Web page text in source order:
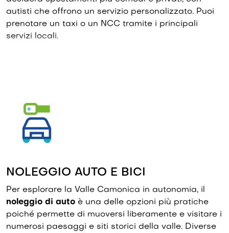
autisti che offrono un servizio personalizzato. Puoi
prenotare un taxi o un NCC tramite i principali
servizi locali.
NOLEGGIO AUTO E BICI
Per esplorare la Valle Camonica in autonomia, il
noleggio di auto è una delle opzioni più pratiche
poiché permette di muoversi liberamente e visitare i
numerosi paesaggi e siti storici della valle. Diverse